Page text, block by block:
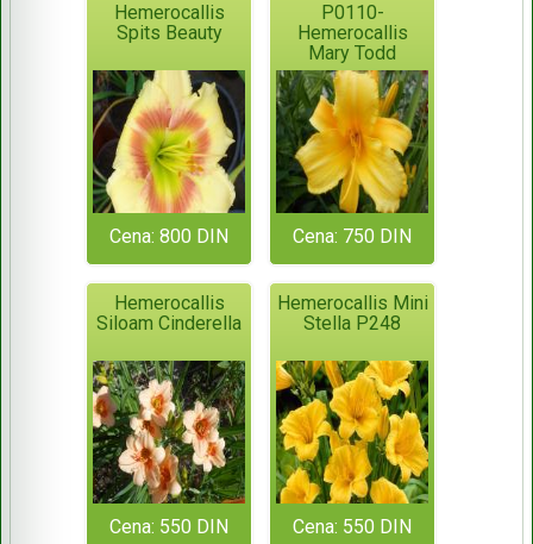
Hemerocallis
Spits Beauty
Cena: 800 DIN
P0110-
Hemerocallis
Mary Todd
Cena: 750 DIN
Hemerocallis
Siloam Cinderella
Cena: 550 DIN
Hemerocallis Mini
Stella P248
Cena: 550 DIN